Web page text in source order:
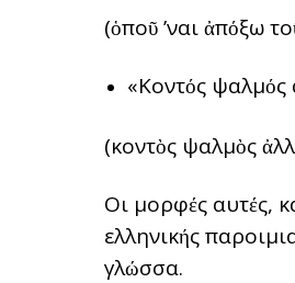
(ὁποῦ ’ναι ἀπόξω
«Κοντός ψαλμός
(κοντὸς ψαλμὸς
Οι μορφές αυτές,
ελληνικής
γλώσσα.